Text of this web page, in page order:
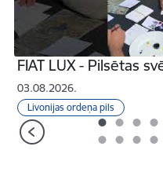
FIAT LUX - Pilsētas
03.08.2026.
Livonijas ordeņa pils